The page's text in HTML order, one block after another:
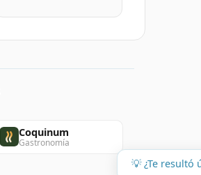
Coquinum
Gastronomía
💡 ¿Te resultó